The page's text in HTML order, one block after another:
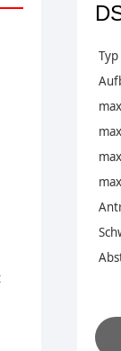
Typ